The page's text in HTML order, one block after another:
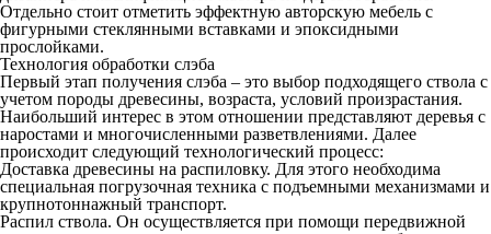
Отдельно стоит отметить эффектную авторскую мебель с
фигурными стеклянными вставками и эпоксидными
прослойками.
Технология обработки слэба
Первый этап получения слэба – это выбор подходящего ствола с
учетом породы древесины, возраста, условий произрастания.
Наибольший интерес в этом отношении представляют деревья с
наростами и многочисленными разветвлениями. Далее
происходит следующий технологический процесс:
Доставка древесины на распиловку. Для этого необходима
специальная погрузочная техника с подъемными механизмами и
крупнотоннажный транспорт.
Распил ствола. Он осуществляется при помощи передвижной